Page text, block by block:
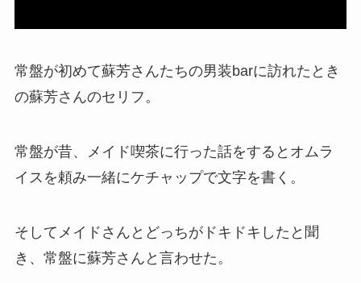
常盤が初めて蘇芳さんたちの男装barに訪れたとき
の蘇芳さんのセリフ。
常盤が昔、メイド喫茶に行った話をするとオムラ
イスを頼み一緒にケチャップで文字を書く。
そしてメイドさんとどっちがドキドキしたと聞
き、常盤に蘇芳さんと言わせた。